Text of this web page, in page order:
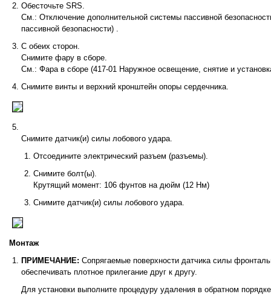
Обесточьте SRS.
См.: Отключение дополнительной системы пассивной
пассивной безопасности) .
С обеих сторон.
Снимите фару в сборе.
См.: Фара в сборе (417-01 Наружное освещение, снятие и
Снимите винты и верхний кронштейн опоры сердечника.
Снимите датчик(и) силы лобового удара.
Отсоедините электрический разъем (разъемы).
Снимите болт(ы).
Крутящий момент: 106 фунтов на дюйм (12 Нм)
Снимите датчик(и) силы лобового удара.
Монтаж
ПРИМЕЧАНИЕ: Сопрягаемые поверхности датчика силы
обеспечивать плотное прилегание друг к другу.
Для установки выполните процедуру удаления в обратном